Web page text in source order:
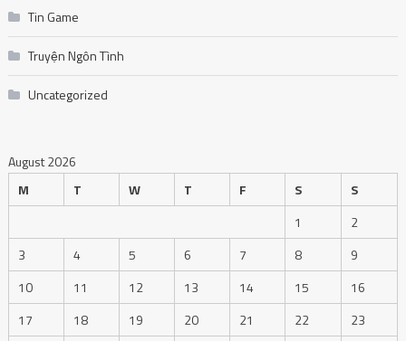
Tin Game
Truyện Ngôn Tình
Uncategorized
August 2026
M
T W T F S
S
1
2
3
4 5 6 7 8
9
10
11 12 13 14 15
16
17
18 19 20 21 22 23